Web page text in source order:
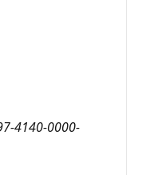
4140-0000-